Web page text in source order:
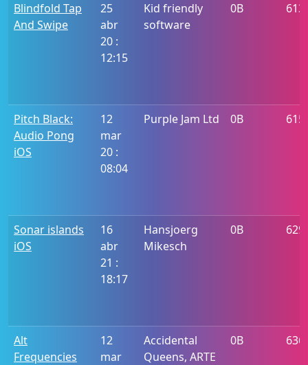
Blindfold Tap
And Swipe
25
abr
20 :
12:15
Kid friendly
software
0B 613
Pitch Black:
Audio Pong
iOS
12
mar
20 :
08:04
Purple Jam Ltd 0B 615
Sonar islands
iOS
16
abr
21 :
18:17
Hansjoerg
Mikesch
0B 629
Alt
Frequencies
12
mar
Accidental
Queens, ARTE
0B 636